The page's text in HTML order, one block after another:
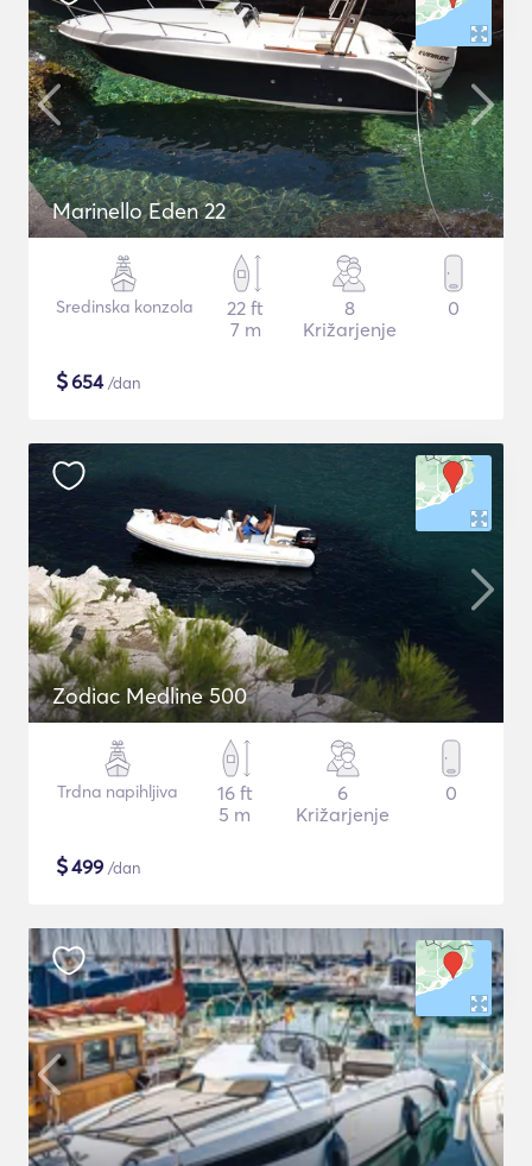
Marinello Eden 22
Sredinska konzola
22 ft
7 m
8
Križarjenje
0
$654/dan
Zodiac Medline 500
Trdna napihljiva
16 ft
5 m
6
Križarjenje
0
$499 /dan